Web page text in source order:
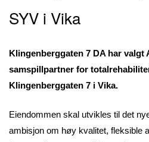
SYV i Vika
Klingenberggaten 7 DA har valgt
samspillpartner for
Klingenberggaten 7 i Vika.
Eiendommen skal utvikles til det
ambisjon om høy kvalitet, fleksible